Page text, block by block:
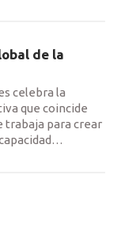
de la
celebra la
que coincide
trabaja para crear
…